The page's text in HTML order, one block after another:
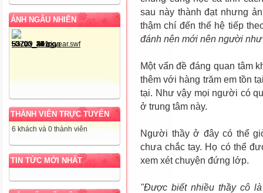
ẢNH NGẪU NHIÊN
THÀNH VIÊN TRỰC TUYẾN
6 khách và 0 thành viên
TIN TỨC MỚI NHẤT
sau này thành đạt nhưng
thậm chí đến thế hệ tiếp
đánh nên mới nên người như
Một vấn đề đáng quan tâm
thêm với hàng trăm em tồn
tại. Như vậy mọi người có
ở trung tâm này.
Người thầy ở đây có thể
chưa chắc tay. Họ có thể
xem xét chuyện đứng lớp.
"Được biết nhiều thầy cô